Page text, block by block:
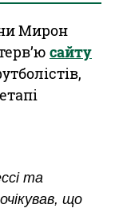
Мирон
сайту
та
що